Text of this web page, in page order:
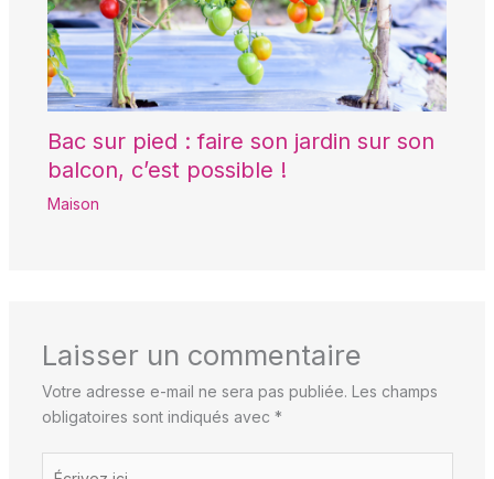
Bac sur pied : faire son jardin sur son
balcon, c’est possible !
Maison
Laisser un commentaire
Votre adresse e-mail ne sera pas publiée. Les champs
obligatoires sont indiqués avec *
Écrivez